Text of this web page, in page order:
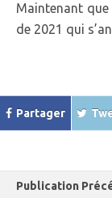
Maintenant que
de 2021 qui
Partager
Publication